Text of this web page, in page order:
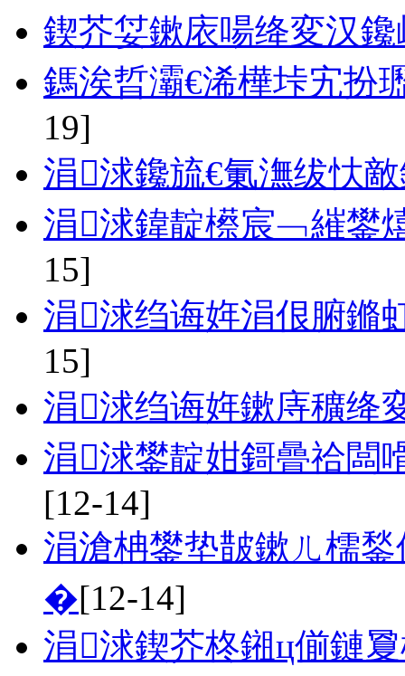
鍥芥姇鏉庡啺绛変汉
鎷涘晢灞€浠樺垰宄扮
19]
涓浗鑱旈€氭潕绂忕
涓浗鍏靛櫒宸﹁繀鐢
15]
涓浗绉诲姩涓佷腑鏅
15]
涓浗绉诲姩鏉庤穬绛
涓浗鐢靛姏鎶曡祫闆
[12-14]
涓滄柟鐢垫皵鏉ㄦ檽
�[12-14]
涓浗鍥芥柊鎺ц偂鏈